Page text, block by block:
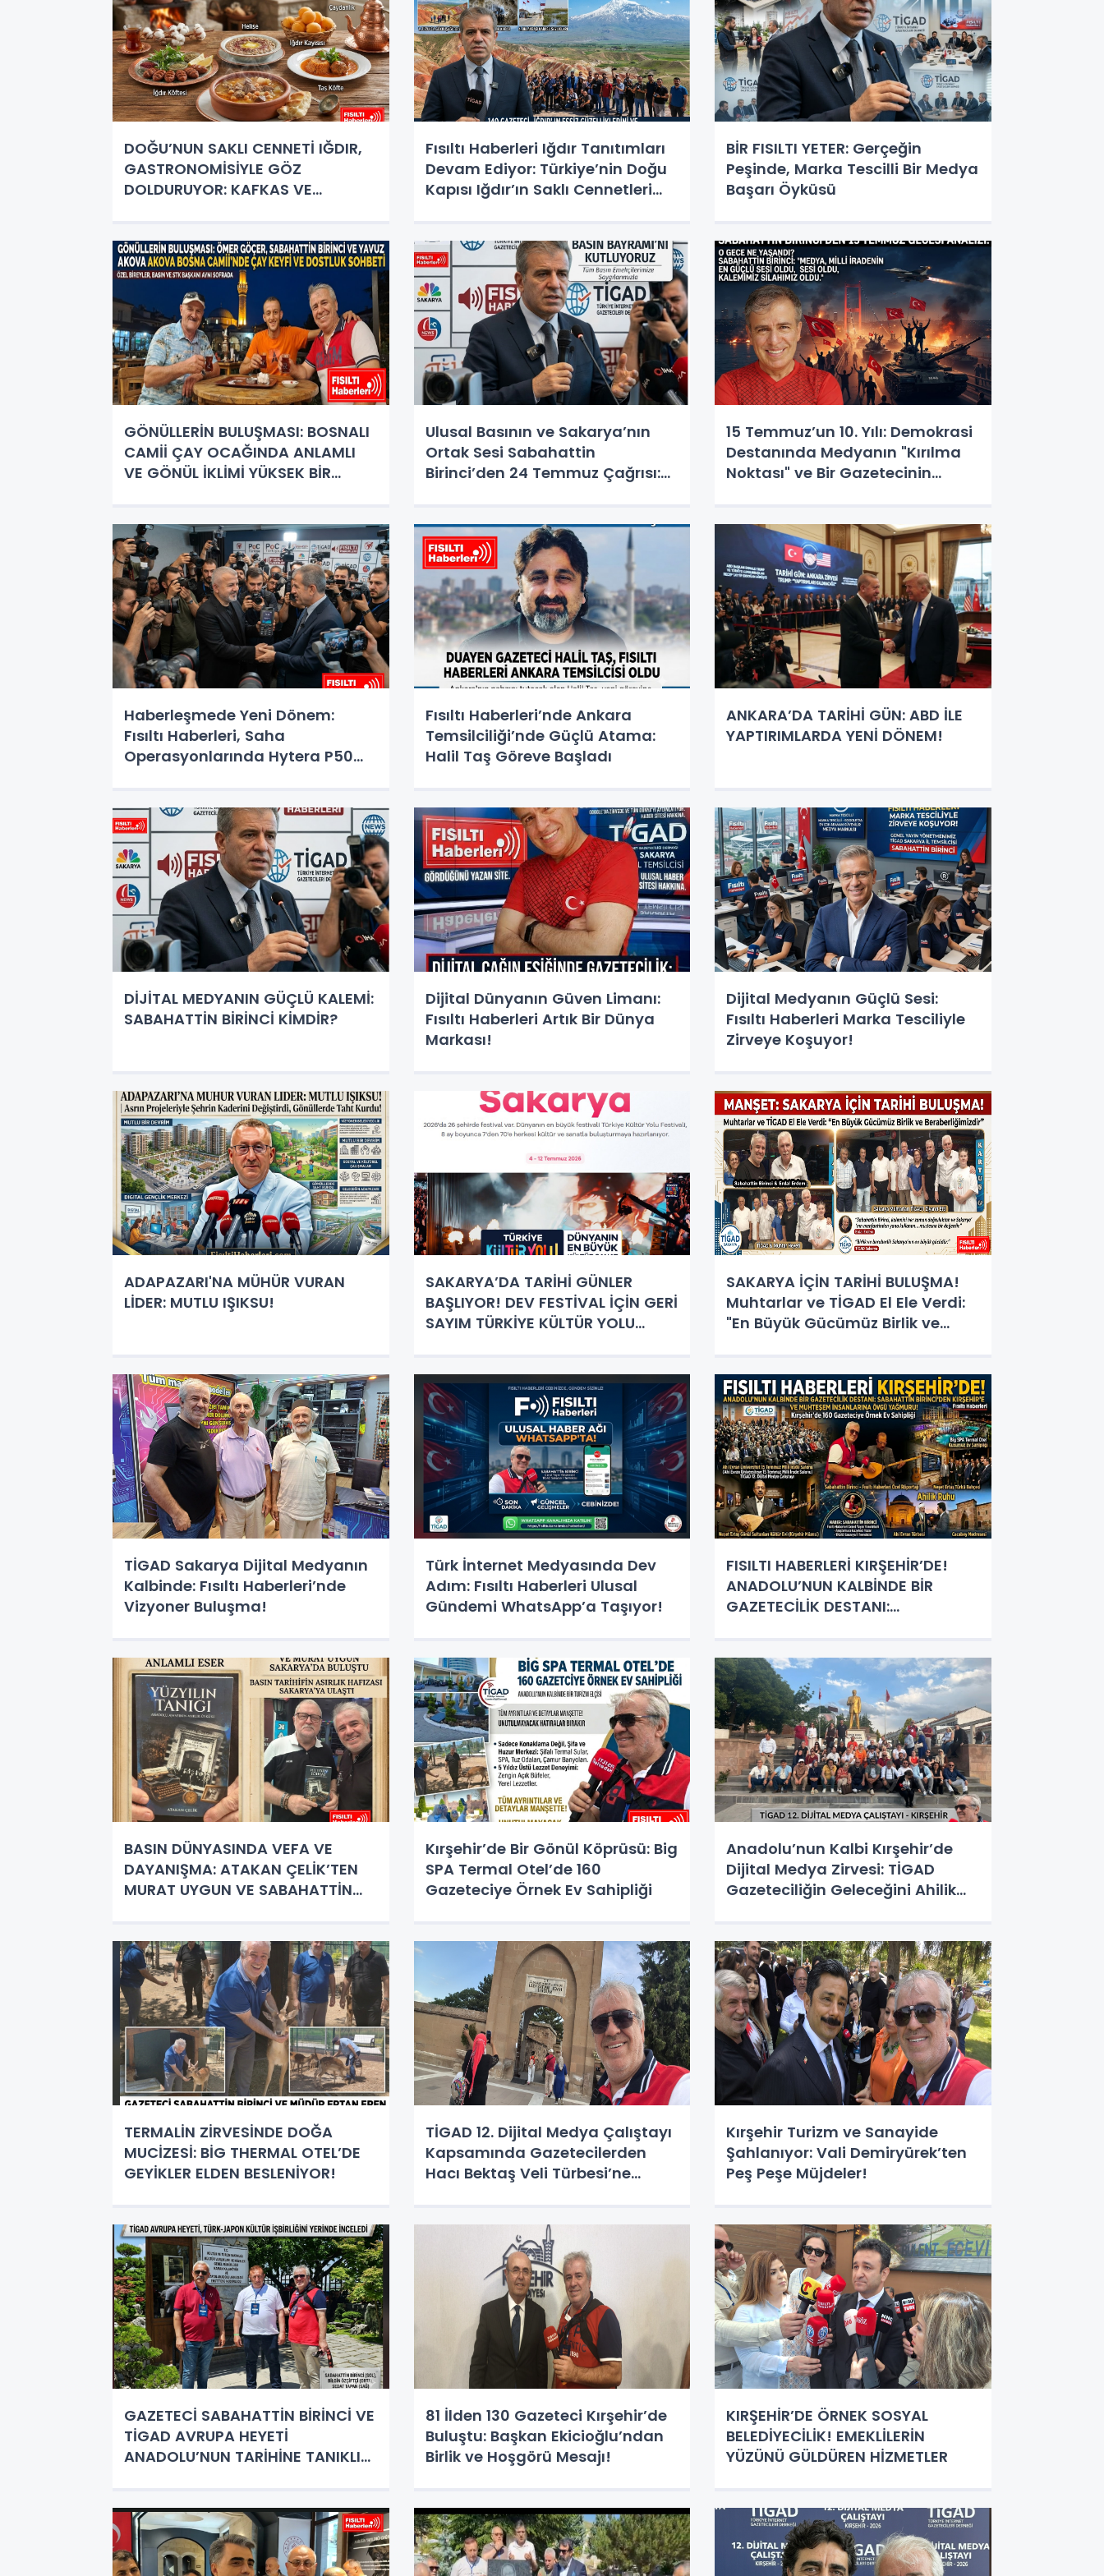
DOĞU’NUN SAKLI CENNETİ IĞDIR,
GASTRONOMİSİYLE GÖZ
DOLDURUYOR: KAFKAS VE
Fısıltı Haberleri Iğdır Tanıtımları
Devam Ediyor: Türkiye’nin Doğu
Kapısı Iğdır’ın Saklı Cennetleri
BİR FISILTI YETER: Gerçeğin
Peşinde, Marka Tescilli Bir Medya
Başarı Öyküsü
GÖNÜLLERİN BULUŞMASI: BOSNALI
CAMİİ ÇAY OCAĞINDA ANLAMLI
VE GÖNÜL İKLİMİ YÜKSEK BİR
Ulusal Basının ve Sakarya’nın
Ortak Sesi Sabahattin
Birinci’den 24 Temmuz Çağrısı:
15 Temmuz’un 10. Yılı: Demokrasi
Destanında Medyanın "Kırılma
Noktası" ve Bir Gazetecinin
Haberleşmede Yeni Dönem:
Fısıltı Haberleri, Saha
Operasyonlarında Hytera P50
Fısıltı Haberleri’nde Ankara
Temsilciliği’nde Güçlü Atama:
Halil Taş Göreve Başladı
ANKARA’DA TARİHİ GÜN: ABD İLE
YAPTIRIMLARDA YENİ DÖNEM!
DİJİTAL MEDYANIN GÜÇLÜ KALEMİ:
SABAHATTİN BİRİNCİ KİMDİR?
Dijital Dünyanın Güven Limanı:
Fısıltı Haberleri Artık Bir Dünya
Markası!
Dijital Medyanın Güçlü Sesi:
Fısıltı Haberleri Marka Tesciliyle
Zirveye Koşuyor!
ADAPAZARI'NA MÜHÜR VURAN
LİDER: MUTLU IŞIKSU!
SAKARYA’DA TARİHİ GÜNLER
BAŞLIYOR! DEV FESTİVAL İÇİN GERİ
SAYIM TÜRKİYE KÜLTÜR YOLU
BAHÇESİ’Nİ SALLAYACAK DEV
KADRO
SAKARYA İÇİN TARİHİ BULUŞMA!
Muhtarlar ve TİGAD El Ele Verdi:
"En Büyük Gücümüz Birlik ve
TİGAD Sakarya Dijital Medyanın
Kalbinde: Fısıltı Haberleri’nde
Vizyoner Buluşma!
Türk İnternet Medyasında Dev
Adım: Fısıltı Haberleri Ulusal
Gündemi WhatsApp’a Taşıyor!
FISILTI HABERLERİ KIRŞEHİR’DE!
ANADOLU’NUN KALBİNDE BİR
GAZETECİLİK DESTANI:
İNSANLARINA ÖVGÜ YAĞMURU!
BASIN DÜNYASINDA VEFA VE
DAYANIŞMA: ATAKAN ÇELİK’TEN
MURAT UYGUN VE SABAHATTİN
Kırşehir’de Bir Gönül Köprüsü: Big
SPA Termal Otel’de 160
Gazeteciye Örnek Ev Sahipliği
Anadolu’nun Kalbi Kırşehir’de
Dijital Medya Zirvesi: TİGAD
Gazeteciliğin Geleceğini Ahilik
TERMALİN ZİRVESİNDE DOĞA
MUCİZESİ: BİG THERMAL OTEL’DE
GEYİKLER ELDEN BESLENİYOR!
TİGAD 12. Dijital Medya Çalıştayı
Kapsamında Gazetecilerden
Hacı Bektaş Veli Türbesi’ne
Kırşehir Turizm ve Sanayide
Şahlanıyor: Vali Demiryürek’ten
Peş Peşe Müjdeler!
GAZETECİ SABAHATTİN BİRİNCİ VE
TİGAD AVRUPA HEYETİ
ANADOLU’NUN TARİHİNE TANIKLIK
81 İlden 130 Gazeteci Kırşehir’de
Buluştu: Başkan Ekicioğlu’ndan
Birlik ve Hoşgörü Mesajı!
KIRŞEHİR’DE ÖRNEK SOSYAL
BELEDİYECİLİK! EMEKLİLERİN
YÜZÜNÜ GÜLDÜREN HİZMETLER